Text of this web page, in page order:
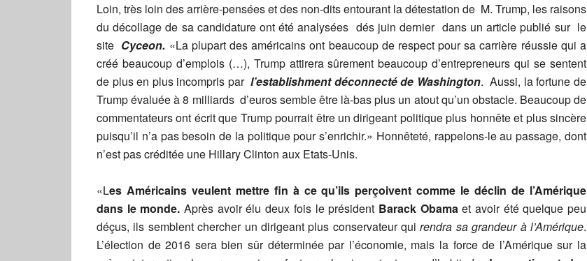
Loin, très loin des arrière-pensées et des non-dits entourant la détestation de M. Trump, les raisons
du décollage de sa candidature ont été analysées dés juin dernier dans un article publié sur le
site Cyceon. «La plupart des américains ont beaucoup de respect pour sa carrière réussie qui a
créé beaucoup d’emplois (…), Trump attirera sûrement beaucoup d’entrepreneurs qui se sentent
de plus en plus incompris par l’establishment déconnecté de Washington. Aussi, la fortune de
Trump évaluée à 8 milliards d’euros semble être là-bas plus un atout qu’un obstacle. Beaucoup de
commentateurs ont écrit que Trump pourrait être un dirigeant politique plus honnête et plus sincère
puisqu’il n’a pas besoin de la politique pour s’enrichir.» Honnêteté, rappelons-le au passage, dont
n’est pas créditée une Hillary Clinton aux Etats-Unis.
«Les Américains veulent mettre fin à ce qu’ils perçoivent comme le déclin de l’Amérique
dans le monde. Après avoir élu deux fois le président Barack Obamaet avoir été quelque peu
déçus, ils semblent chercher un dirigeant plus conservateur quirendra sa grandeur à l’Amérique.
L’élection de 2016 sera bien sûr déterminée par l’économie, mais la force de l’Amérique sur la